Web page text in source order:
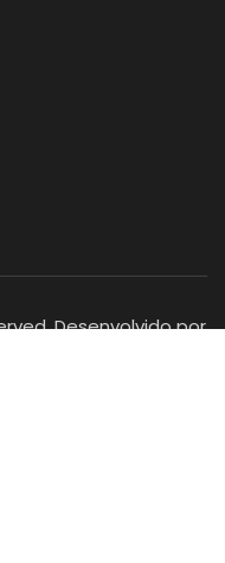
Desenvolvido por